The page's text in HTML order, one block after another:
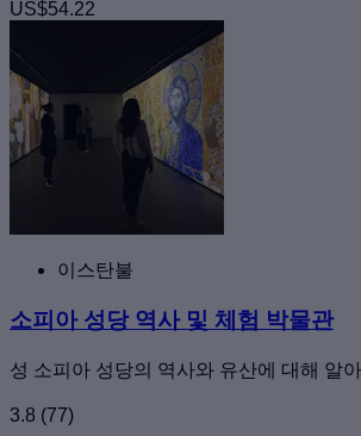
US$54.22
이스탄불
소피아 성당 역사 및 체험 박물관
성 소피아 성당의 역사와 유산에 대해 알
3.8 (77)